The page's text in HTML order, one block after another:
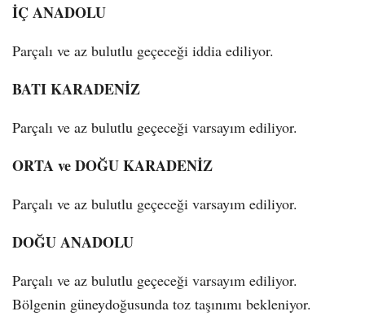
İÇ ANADOLU
Parçalı ve az bulutlu geçeceği iddia ediliyor.
BATI KARADENİZ
Parçalı ve az bulutlu geçeceği varsayım ediliyor.
ORTA ve DOĞU KARADENİZ
Parçalı ve az bulutlu geçeceği varsayım ediliyor.
DOĞU ANADOLU
Parçalı ve az bulutlu geçeceği varsayım ediliyor.
Bölgenin güneydoğusunda toz taşınımı bekleniyor.